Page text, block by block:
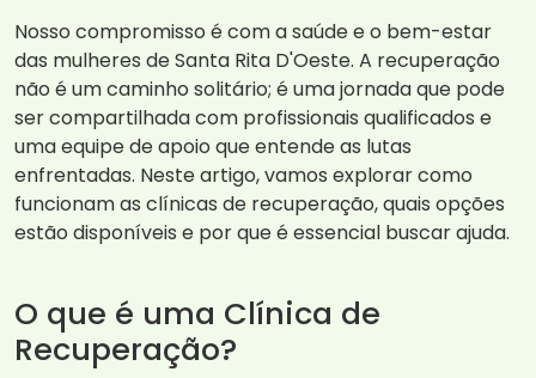
Nosso compromisso é com a saúde e o bem-estar
das mulheres de Santa Rita D'Oeste. A recuperação
não é um caminho solitário; é uma jornada que pode
ser compartilhada com profissionais qualificados e
uma equipe de apoio que entende as lutas
enfrentadas. Neste artigo, vamos explorar como
funcionam as clínicas de recuperação, quais opções
estão disponíveis e por que é essencial buscar ajuda.
O que é uma Clínica de
Recuperação?